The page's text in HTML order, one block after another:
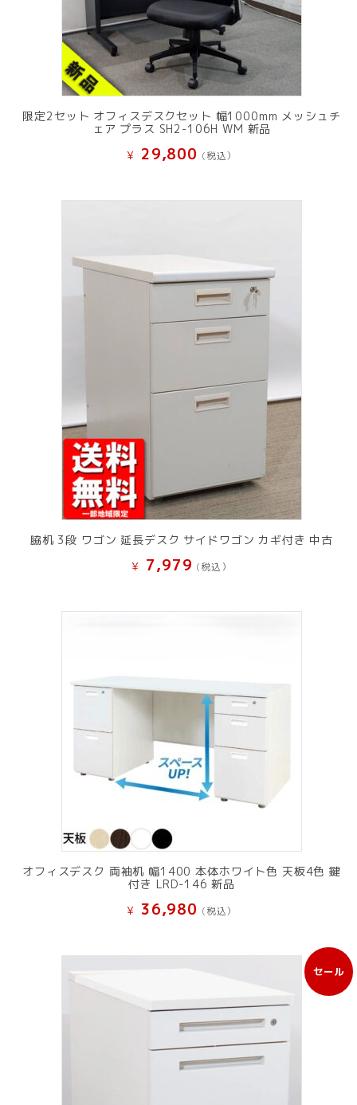
限定2セット オフィスデスクセット 幅1000mm メッシュチ
ェア プラス SH2-106H WM 新品
¥ 29,800 (税込）
脇机 3段 ワゴン 延長デスク サイドワゴン カギ付き 中古
¥ 7,979 (税込）
オフィスデスク 両袖机 幅1400 本体ホワイト色 天板4色 鍵
付き LRD-146 新品
¥ 36,980 (税込）
セール
販
売